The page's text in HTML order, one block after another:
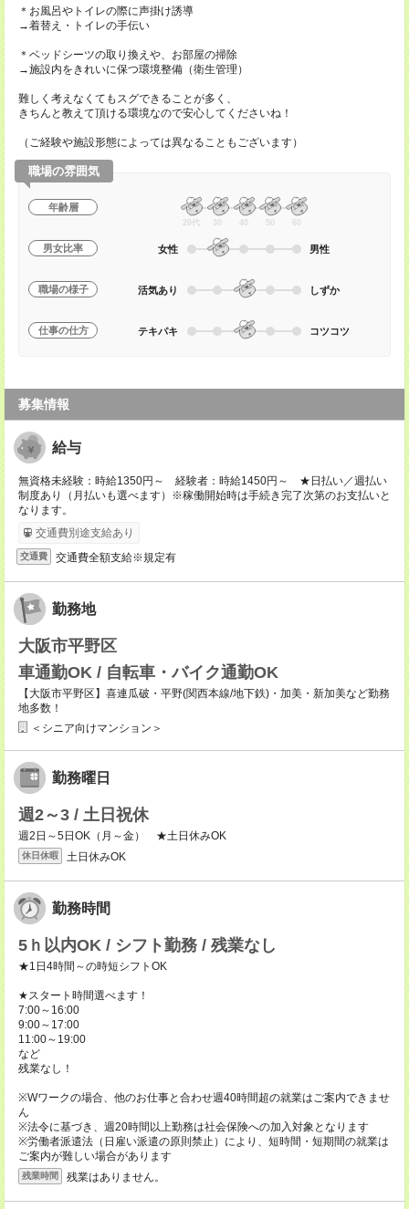
＊お風呂やトイレの際に声掛け誘導
→着替え・トイレの手伝い
＊ベッドシーツの取り換えや、お部屋の掃除
→施設内をきれいに保つ環境整備（衛生管理）
難しく考えなくてもスグできることが多く、
きちんと教えて頂ける環境なので安心してくださいね！
（ご経験や施設形態によっては異なることもございます）
職場の雰囲気
年齢層
20代 30 40 50 60
男女比率 女性 男性
職場の様子 活気あり しずか
仕事の仕方 テキパキ コツコツ
募集情報
給与
無資格未経験：時給1350円～ 経験者：時給1450円～ ★日払い／週払い
制度あり（月払いも選べます）※稼働開始時は手続き完了次第のお支払いと
なります。
交通費別途支給あり
交通費 交通費全額支給※規定有
勤務地
大阪市平野区
車通勤OK / 自転車・バイク通勤OK
【大阪市平野区】喜連瓜破・平野(関西本線/地下鉄)・加美・新加美など勤務
地多数！
＜シニア向けマンション＞
勤務曜日
週2～3 / 土日祝休
週2日～5日OK（月～金） ★土日休みOK
休日休暇 土日休みOK
勤務時間
5ｈ以内OK / シフト勤務 / 残業なし
★1日4時間～の時短シフトOK
★スタート時間選べます！
7:00～16:00
9:00～17:00
11:00～19:00
など
残業なし！
※Wワークの場合、他のお仕事と合わせ週40時間超の就業はご案内できませ
ん
※法令に基づき、週20時間以上勤務は社会保険への加入対象となります
※労働者派遣法（日雇い派遣の原則禁止）により、短時間・短期間の就業は
ご案内が難しい場合があります
残業時間 残業はありません。